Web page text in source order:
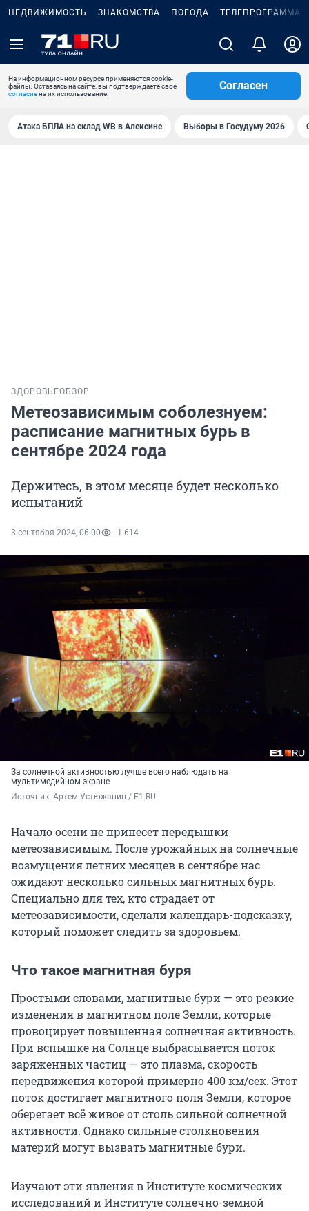
НЕДВИЖИМОСТЬ ЗНАКОМСТВА ПОГОДА ТЕЛЕПРОГРАММА
На информационном ресурсе применяются cookie-
файлы. Оставаясь на сайте, вы подтверждаете свое
согласиена их использование.
Согласен
Атака БПЛА на склад WB в Алексине Выборы в Госудуму 2026
ЗДОРОВЬЕОБЗОР
Метеозависимым соболезнуем:
расписание магнитных бурь в
сентябре 2024 года
Держитесь, в этом месяце будет несколько
испытаний
3 сентября 2024, 06:00 1 614
За солнечной активностью лучше всего наблюдать на
мультимедийном экране
Источник: Артем Устюжанин / E1.RU
Начало осени не принесет передышки
метеозависимым. После урожайных на солнечные
возмущения летних месяцев в сентябре нас
ожидают несколько сильных магнитных бурь.
Специально для тех, кто страдает от
метеозависимости, сделали календарь-подсказку,
который поможет следить за здоровьем.
Что такое магнитная буря
Простыми словами, магнитные бури — это резкие
изменения в магнитном поле Земли, которые
провоцирует повышенная солнечная активность.
При вспышке на Солнце выбрасывается поток
заряженных частиц — это плазма, скорость
передвижения которой примерно 400 км/сек. Этот
поток достигает магнитного поля Земли, которое
оберегает всё живое от столь сильной солнечной
активности. Однако сильные столкновения
материй могут вызвать магнитные бури.
Изучают эти явления в Институте космических
исследований и Институте солнечно-земной